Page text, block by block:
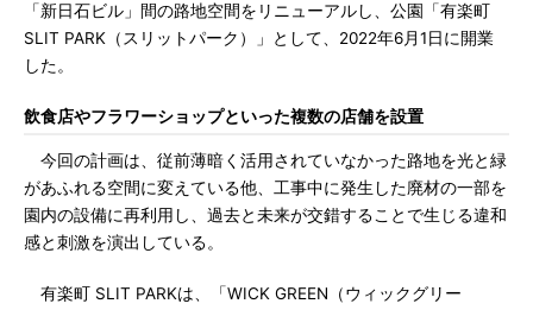
「新日石ビル」間の路地空間をリニューアルし、公園「有楽町
SLIT PARK（スリットパーク）」として、2022年6月1日に開業
した。
飲食店やフラワーショップといった複数の店舗を設置
今回の計画は、従前薄暗く活用されていなかった路地を光と緑
があふれる空間に変えている他、工事中に発生した廃材の一部を
園内の設備に再利用し、過去と未来が交錯することで生じる違和
感と刺激を演出している。
有楽町 SLIT PARKは、「WICK GREEN（ウィックグリー